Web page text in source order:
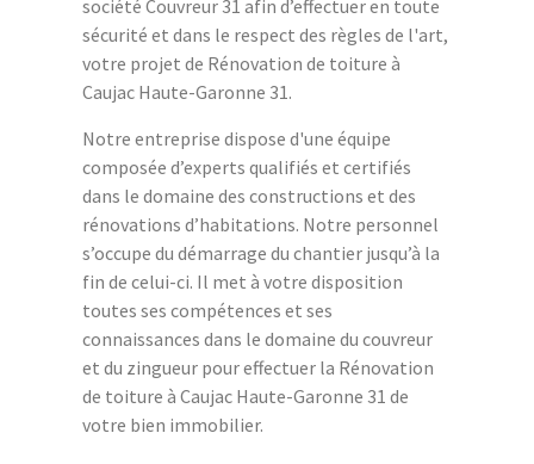
société Couvreur 31 afin d’effectuer en toute
sécurité et dans le respect des règles de l'art,
votre projet de Rénovation de toiture à
Caujac Haute-Garonne 31.
Notre entreprise dispose d'une équipe
composée d’experts qualifiés et certifiés
dans le domaine des constructions et des
rénovations d’habitations. Notre personnel
s’occupe du démarrage du chantier jusqu’à la
fin de celui-ci. Il met à votre disposition
toutes ses compétences et ses
connaissances dans le domaine du couvreur
et du zingueur pour effectuer la Rénovation
de toiture à Caujac Haute-Garonne 31 de
votre bien immobilier.